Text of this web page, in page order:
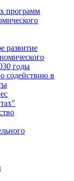
программ
развитие
годы
содействию в